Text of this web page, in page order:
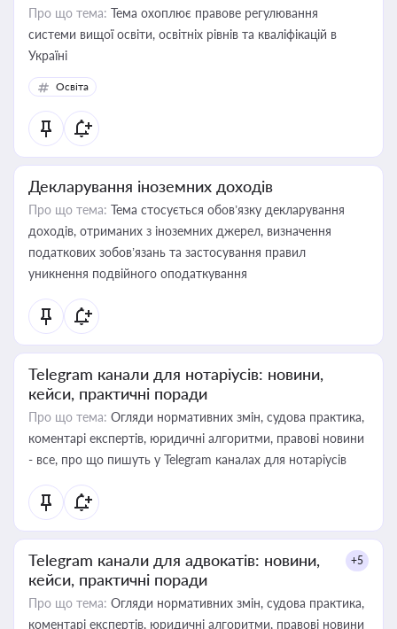
Про що тема: Тема охоплює правове регулювання
системи вищої освіти, освітніх рівнів та кваліфікацій в
Україні
Освіта
Декларування іноземних доходів
Про що тема: Тема стосується обов’язку декларування
доходів, отриманих з іноземних джерел, визначення
податкових зобов’язань та застосування правил
уникнення подвійного оподаткування
Telegram канали для нотаріусів: новини,
кейси, практичні поради
Про що тема: Огляди нормативних змін, судова практика,
коментарі експертів, юридичні алгоритми, правові новини
- все, про що пишуть у Telegram каналах для нотаріусів
Telegram канали для адвокатів: новини,
кейси, практичні поради
+5
Про що тема: Огляди нормативних змін, судова практика,
коментарі експертів, юридичні алгоритми, правові новини